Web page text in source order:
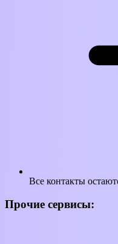
Все контакты
Прочие сервисы: